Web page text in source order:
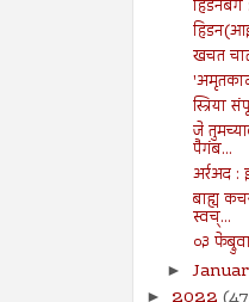
हिंडनबर्ग
खचत
स्त्रिया
जे
पैगंब...
अर्रअद
बाह्य
स्वच्...
०३
►
►